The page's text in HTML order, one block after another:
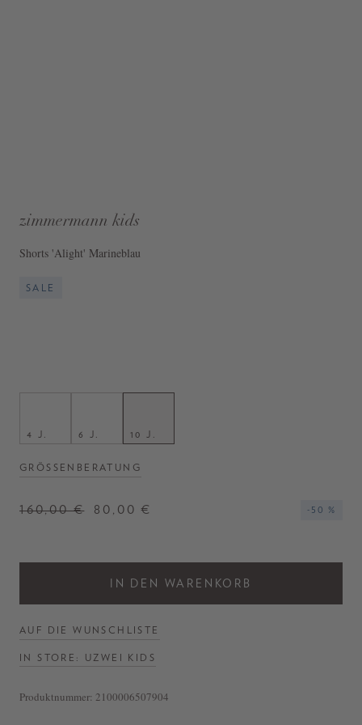
zimmermann kids
Shorts 'Alight' Marineblau
SALE
4 J. 6 J. 10 J.
GRÖSSENBERATUNG
160,00 € 80,00 € -50 %
IN DEN WARENKORB
AUF DIE WUNSCHLISTE
IN STORE: UZWEI KIDS
Produktnummer: 2100006507904